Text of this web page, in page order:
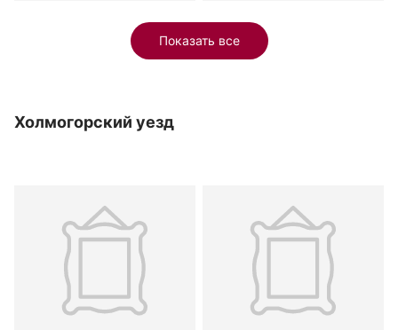
Показать все
Холмогорский уезд